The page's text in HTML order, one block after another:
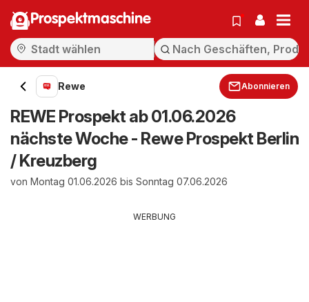
Prospektmaschine
Rewe Abonnieren
REWE Prospekt ab 01.06.2026
nächste Woche - Rewe Prospekt Berlin
/ Kreuzberg
von Montag 01.06.2026 bis Sonntag 07.06.2026
WERBUNG